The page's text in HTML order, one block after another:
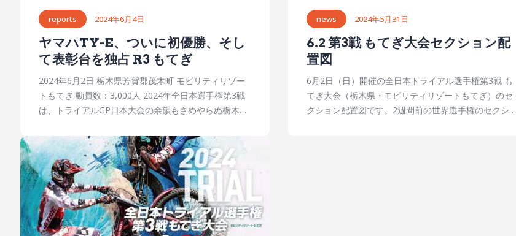
トライアル観戦と共に、家族で施設のトラクション
（別料金）楽しむことができます。アトラクション・
アクティビリディ詳細は、こちらをご覧ください。
https://www.mr-motegi.jp/park/guide/ 大会概要 大会
戦 もてぎ大会 開催日時：2025年6月8日（日） 開催
会場：モビリティリゾートもてぎ 主催：一般財団法人
日本モーターサイクルスポーツ協会（MFJ）／ホンダ
モーターサイクルスポーツ協会（MFJ） 大会情報（モ
ビリティリゾートもてぎ）
reports 2024年6月4日
ヤマハTY-E、ついに初優勝、そし
て表彰台を独占 R3 もてぎ
2024年6月2日 栃木県芳賀郡茂木町 モビリティリゾー
トもてぎ 動員数：3,000人 2024年全日本選手権第3戦
は、トライアルGP日本大会の余韻もさめやらぬ栃木県
開催された。前日の土曜日は暑いくらいの陽気だった
が、当日の天気予報は雨。しかし夜半から降り始めた
雨は朝方には止んで、昼間は日差しも出るほどになっ
た。とはいえ、午後の降雨は避けられそうにない。 セ
クションは、基本的にトライアルGPで使われた部材を
利用していて、厳しさもトライアルGP並か。朝まで雨
が降っていたから、滑る滑ると評判のもてぎの地形ゆ
news 2024年5月31日
6.2 第3戦 もてぎ大会セクション配
置図
6月2日（日）開催の全日本トライアル選手権第3戦 も
てぎ大会（栃木県・モビリティリゾートもてぎ）のセ
クション配置図です。2週間前の世界選手権のセクショ